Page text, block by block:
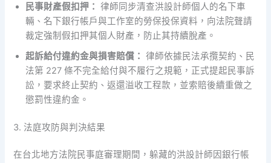
民事財產假扣押： 律師同步清查洪設計師個人的名下車
輛、名下銀行帳戶與工作室的勞保投保資料，向法院聲請
裁定強制假扣押其個人財產，防止其持續脫產。
起訴給付違約金與損害賠償： 律師依據民法承攬契約、民
法第 227 條不完全給付與不履行之規範，正式提起民事訴
訟，要求終止契約、返還溢收工程款，並索賠後續重做之
懲罰性違約金。
3. 法庭攻防與判決結果
在台北地方法院民事庭審理期間，躲藏的洪設計師因銀行帳